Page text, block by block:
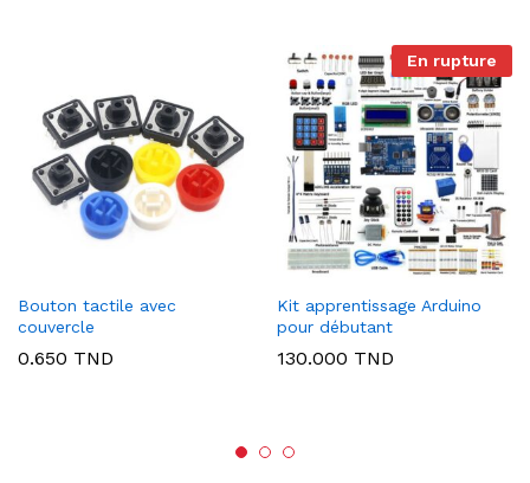
Bouton tactile avec
couvercle
0.650 TND
En rupture
Kit apprentissage Arduino
pour débutant
130.000 TND